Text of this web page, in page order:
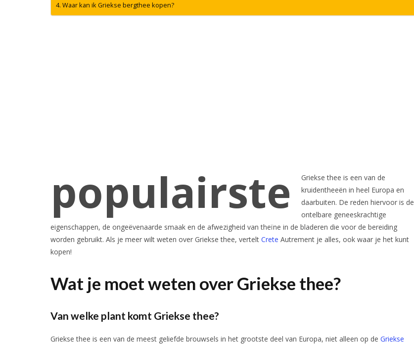
Waar kan ik Griekse bergthee kopen?
Griekse thee is een van de
populairste
kruidentheeën in heel Europa en
daarbuiten. De reden hiervoor is de
ontelbare geneeskrachtige
eigenschappen, de ongeëvenaarde smaak en de afwezigheid van theïne in de bladeren die voor de bereiding
worden gebruikt. Als je meer wilt weten over Griekse thee, vertelt Crete Autrement je alles, ook waar je het kunt
kopen!
Wat je moet weten over Griekse thee?
Van welke plant komt Griekse thee?
Griekse thee is een van de meest geliefde brouwsels in het grootste deel van Europa, niet alleen op de Griekse